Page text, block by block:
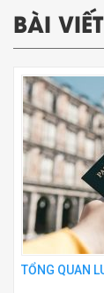
BÀI
TỔNG QUAN